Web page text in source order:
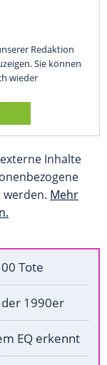
Redaktion
Sie können
wieder
Inhalte
Mehr
Tote
der 1990er
EQ erkennt